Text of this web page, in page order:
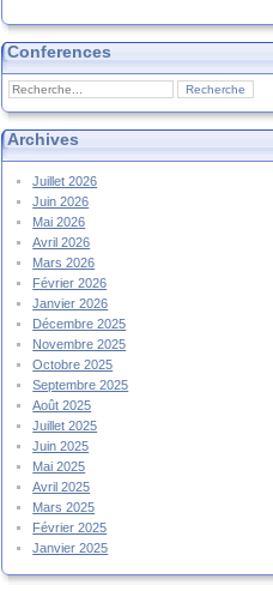
Conferences
Archives
Juillet 2026
Juin 2026
Mai 2026
Avril 2026
Mars 2026
Février 2026
Janvier 2026
Décembre 2025
Novembre 2025
Octobre 2025
Septembre 2025
Août 2025
Juillet 2025
Juin 2025
Mai 2025
Avril 2025
Mars 2025
Février 2025
Janvier 2025